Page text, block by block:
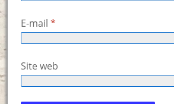
E-mail *
Site web